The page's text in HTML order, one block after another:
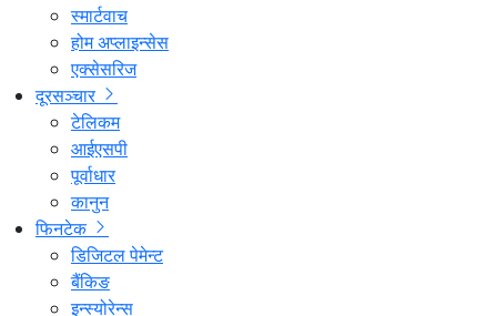
स्मार्टवाच
होम अप्लाइन्सेस
एक्सेसरिज
दूरसञ्चार
टेलिकम
आईएसपी
पूर्वाधार
कानुन
फिनटेक
डिजिटल पेमेन्ट
बैंकिङ
इन्स्योरेन्स